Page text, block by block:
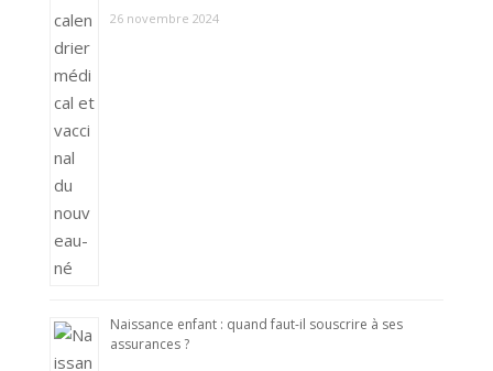
26 novembre 2024
Naissance enfant : quand faut-il souscrire à ses
assurances ?